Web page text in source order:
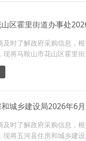
区霍里街道办事处
及时了解政府采购信息，
现将马鞍山市花山区霍里
城乡建设局2026年6
及时了解政府采购信息，
现将五河县住房和城乡建